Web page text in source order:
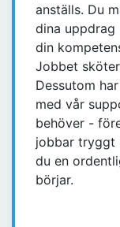
anställs. Du
dina uppdrag
din
Jobbet
Dessutom
med vår
behöver -
jobbar tryggt
du en
börjar.